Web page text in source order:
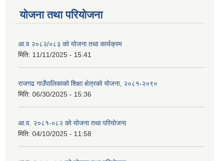
योजना तथा परियोजना
आ.व २०८२/०८३ को योजना तथा कार्यक्रम
मिति: 11/11/2025 - 15:41
राजगढ गाउँपालिकाको शिक्षा क्षेत्रको योजना, २०८१-२०९०
मिति: 06/30/2025 - 15:36
आ.व. २०८१-०८२ को योजना तथा परियोजना
मिति: 04/10/2025 - 11:58